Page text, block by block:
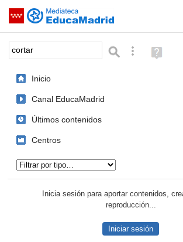
Saltar navegación
Palabra o frase: BúsquedaAyuda
(en
Inicio
Canal EducaMadrid
Últimos contenidos
Centros
Inicia sesión para aportar contenidos,
reproducción...
Iniciar sesión